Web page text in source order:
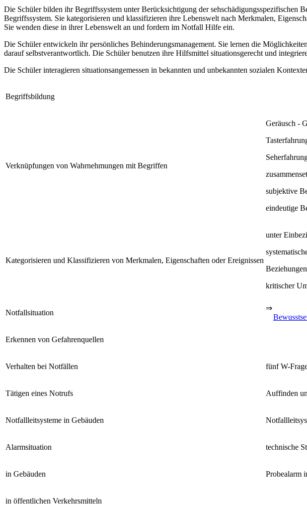
Die Schüler bilden ihr Begriffssystem unter Berücksichtigung der sehschädigungsspezifischen
Begriffssystem. Sie kategorisieren und klassifizieren ihre Lebenswelt nach Merkmalen,
Sie wenden diese in ihrer Lebenswelt an und fordern im Notfall Hilfe ein.
Die Schüler entwickeln ihr persönliches Behinderungsmanagement. Sie lernen die
darauf selbstverantwortlich. Die Schüler benutzen ihre Hilfsmittel situationsgerecht und
Die Schüler interagieren situationsangemessen in bekannten und unbekannten sozialen
Begriffsbildung
Verknüpfungen von Wahrnehmungen mit Begriffen
Geräusch -
subjektive
eindeutige
Kategorisieren und Klassifizieren von Merkmalen, Eigenschaften oder Ereignissen
unter
kritischer
Notfallsituation
⇒
Erkennen von Gefahrenquellen
Verhalten bei Notfällen fünf W-
Tätigen eines Notrufs Auffinden
Notfallleitsysteme in Gebäuden
Alarmsituation technische
in Gebäuden Probealarm
in öffentlichen Verkehrsmitteln